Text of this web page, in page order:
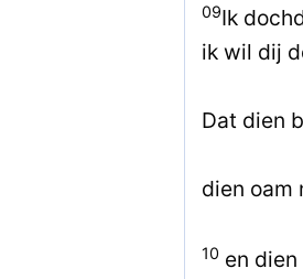
09Ik
ik wil dij
Dat dien
dien oam
10 en